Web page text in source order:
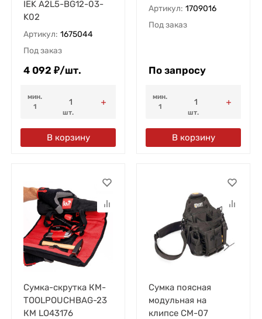
IEK A2L5-BG12-03-
K02
Артикул: 1675044
Под заказ
4 092 ₽/шт.
мин.
1
шт.
В корзину
Артикул: 1709016
Под заказ
По запросу
мин.
1
шт.
В корзину
Сумка-скрутка КМ-
TOOLPOUCHBAG-23
КМ LO43176
Сумка поясная
модульная на
клипсе СМ-07